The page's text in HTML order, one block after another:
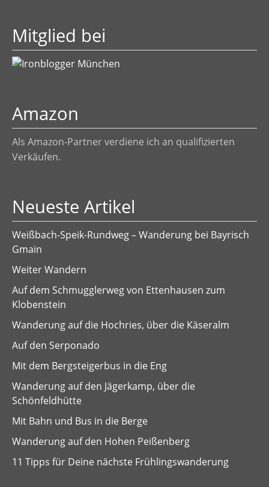
Mitglied bei
Amazon
Als Amazon-Partner verdiene ich an qualifizierten
Verkäufen.
Neueste Artikel
Weißbach-Speik-Rundweg – Wanderung bei Bayrisch
Gmain
Weiter Wandern
Auf dem Schmugglerweg von Ettenhausen zum
Klobenstein
Wanderung auf die Hochries, über die Käseralm
Auf den Serponado
Mit dem Bergsteigerbus in die Eng
Wanderung auf den Jägerkamp, über die
Schönfeldhütte
Mit Bahn und Bus in die Berge
Wanderung auf den Hohen Peißenberg
11 Tipps für Deine nächste Frühlingswanderung